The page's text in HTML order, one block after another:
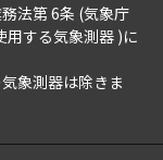
法第 6条 (気象庁
用する気象測器 )に
象測器は除きま